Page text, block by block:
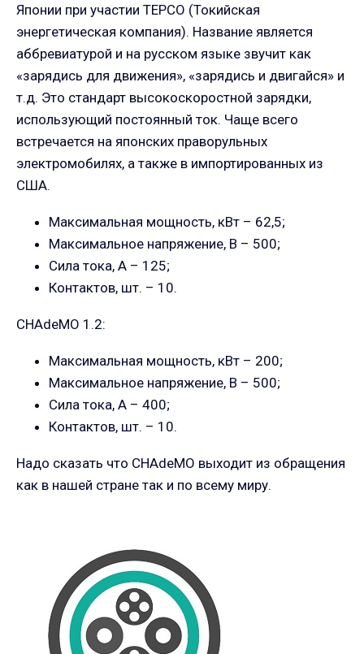
Японии при участии TEPCO (Токийская
энергетическая компания). Название является
аббревиатурой и на русском языке звучит как
«зарядись для движения», «зарядись и двигайся» и
т.д. Это стандарт высокоскоростной зарядки,
использующий постоянный ток. Чаще всего
встречается на японских праворульных
электромобилях, а также в импортированных из
США.
Максимальная мощность, кВт – 62,5;
Максимальное напряжение, В – 500;
Сила тока, А – 125;
Контактов, шт. – 10.
CHAdeMO 1.2:
Максимальная мощность, кВт – 200;
Максимальное напряжение, В – 500;
Сила тока, А – 400;
Контактов, шт. – 10.
Надо сказать что CHAdeMO выходит из обращения
как в нашей стране так и по всему миру.